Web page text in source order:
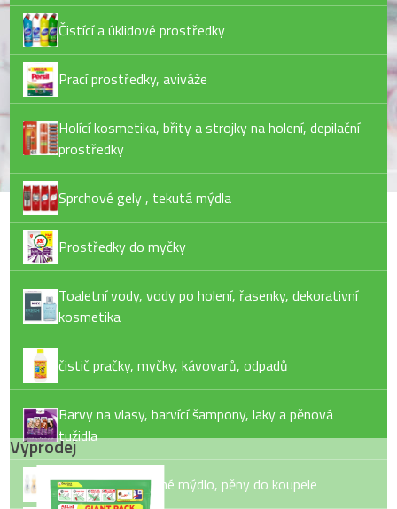
Čistící a úklidové prostředky
Prací prostředky, aviváže
Holící kosmetika, břity a strojky na holení, depilační
prostředky
Sprchové gely , tekutá mýdla
Prostředky do myčky
Toaletní vody, vody po holení, řasenky, dekorativní
kosmetika
čistič pračky, myčky, kávovarů, odpadů
Barvy na vlasy, barvící šampony, laky a pěnová
tužidla
Tekuté mýdlo, tuhé mýdlo, pěny do koupele
Výprodej